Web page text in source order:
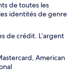
de toutes les
identités de genre
de crédit. L’argent
American